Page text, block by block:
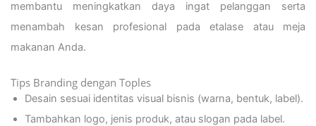
membantu meningkatkan daya ingat pelanggan serta
menambah kesan profesional pada etalase atau meja
makanan Anda.
Tips Branding dengan Toples
Desain sesuai identitas visual bisnis (warna, bentuk, label).
Tambahkan logo, jenis produk, atau slogan pada label.